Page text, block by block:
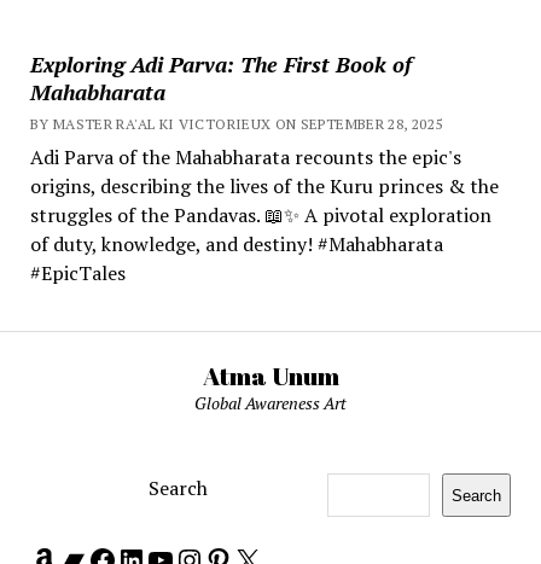
Exploring Adi Parva: The First Book of
Mahabharata
BY MASTER RA'AL KI VICTORIEUX ON SEPTEMBER 28, 2025
Adi Parva of the Mahabharata recounts the epic's
origins, describing the lives of the Kuru princes & the
struggles of the Pandavas. 📖✨ A pivotal exploration
of duty, knowledge, and destiny! #Mahabharata
#EpicTales
Atma Unum
Global Awareness Art
Search Search